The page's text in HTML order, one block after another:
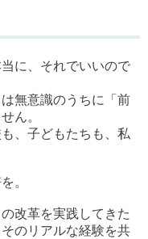
に、それでいいので
無意識のうちに「前
ん。
、子どもたちも、私
。
改革を実践してきた
のリアルな経験を共